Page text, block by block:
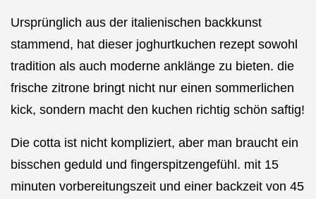
Ursprünglich aus der italienischen backkunst
stammend, hat dieser joghurtkuchen rezept sowohl
tradition als auch moderne anklänge zu bieten. die
frische zitrone bringt nicht nur einen sommerlichen
kick, sondern macht den kuchen richtig schön saftig!
Die cotta ist nicht kompliziert, aber man braucht ein
bisschen geduld und fingerspitzengefühl. mit 15
minuten vorbereitungszeit und einer backzeit von 45